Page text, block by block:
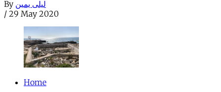
By ليلى يمين
/ 29 May 2020
Home